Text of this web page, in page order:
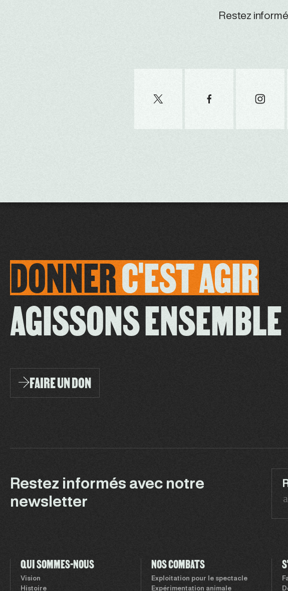
Restez
DONNERC'ESTAGIR
AGISSONS ENSEMBLE
FAIRE UN DON
Restez informés avec notre
newsletter
QUI SOMMES-NOUS
Vision
Histoire
NOS COMBATS
Exploitation pour le spectacle
Expérimentation animale